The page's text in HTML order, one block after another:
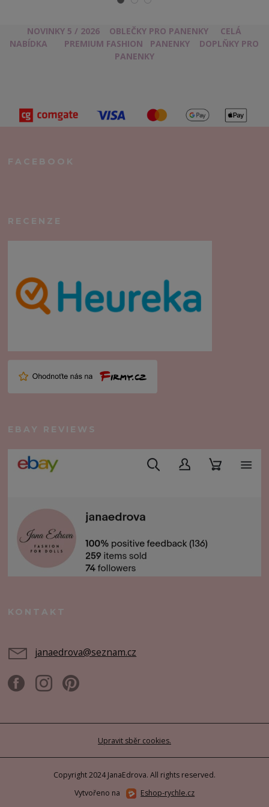
NOVINKY 5 / 2026 OBLEČKY PRO PANENKY
CELÁ
NABÍDKA
PREMIUM FASHION PANENKY
DOPLŇKY PRO
PANENKY
FACEBOOK
RECENZE
EBAY REVIEWS
KONTAKT
janaedrova@seznam.cz
Upravit sběr cookies.
Copyright 2024 JanaEdrova. All rights reserved.
Vytvořeno na
Eshop-rychle.cz